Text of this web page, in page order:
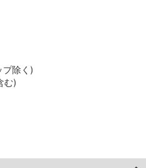
プ除く)
む)